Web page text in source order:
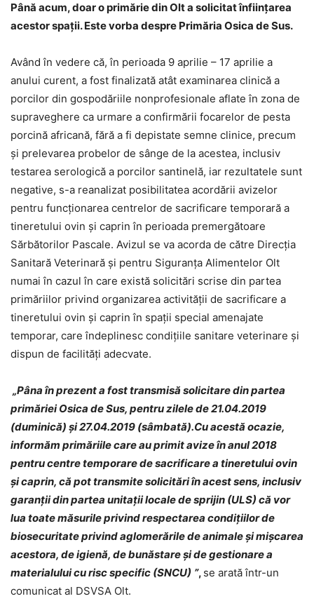
Până acum, doar o primărie din Olt a solicitat înființarea
acestor spații. Este vorba despre Primăria Osica de Sus.
Având în vedere că, în perioada 9 aprilie – 17 aprilie a
anului curent, a fost finalizată atât examinarea clinică a
porcilor din gospodăriile nonprofesionale aflate în zona de
supraveghere ca urmare a confirmării focarelor de pesta
porcină africană, fără a fi depistate semne clinice, precum
şi prelevarea probelor de sânge de la acestea, inclusiv
testarea serologică a porcilor santinelă, iar rezultatele sunt
negative, s-a reanalizat posibilitatea acordării avizelor
pentru funcţionarea centrelor de sacrificare temporară a
tineretului ovin şi caprin în perioada premergătoare
Sărbătorilor Pascale. Avizul se va acorda de către Direcția
Sanitară Veterinară și pentru Siguranța Alimentelor Olt
numai în cazul în care există solicitări scrise din partea
primăriilor privind organizarea activităţii de sacrificare a
tineretului ovin şi caprin în spaţii special amenajate
temporar, care îndeplinesc condiţiile sanitare veterinare şi
dispun de facilităţi adecvate.
„Pâna în prezent a fost transmisă solicitare din partea
primăriei Osica de Sus, pentru zilele de 21.04.2019
(duminică) şi 27.04.2019 (sâmbată).Cu acestă ocazie,
informăm primăriile care au primit avize în anul 2018
pentru centre temporare de sacrificare a tineretului ovin
şi caprin, că pot transmite solicitări în acest sens, inclusiv
garanţii din partea unitaţii locale de sprijin (ULS) că vor
lua toate măsurile privind respectarea condiţiilor de
biosecuritate privind aglomerările de animale şi mişcarea
acestora, de igienă, de bunăstare şi de gestionare a
materialului cu risc specific (SNCU) ”, se arată într-un
comunicat al DSVSA Olt.